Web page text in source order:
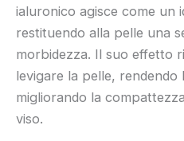
ialuronico agisce come un
restituendo alla pelle una
morbidezza. Il suo effetto
levigare la pelle, rendendo
migliorando la
viso.